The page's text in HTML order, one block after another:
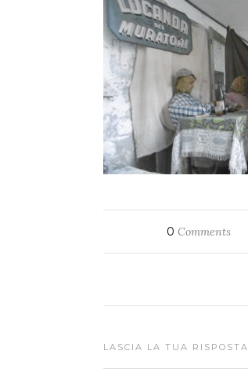
0 Comments
LASCIA LA TUA RISPOSTA